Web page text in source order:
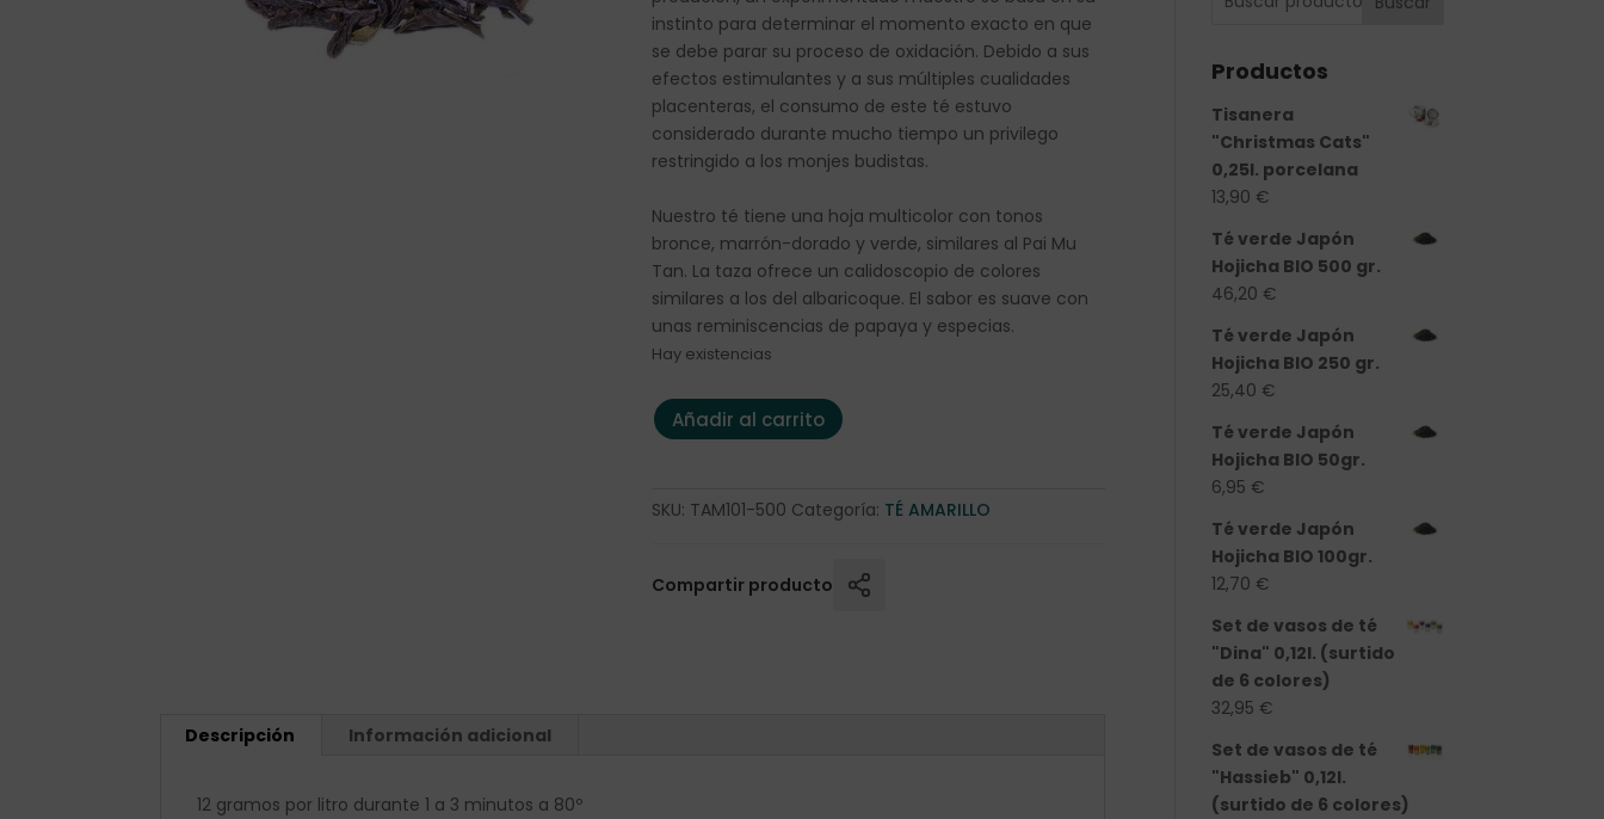
instinto para determinar el momento exacto en que
se debe parar su proceso de oxidación. Debido a sus
efectos estimulantes y a sus múltiples cualidades
placenteras, el consumo de este té estuvo
considerado durante mucho tiempo un privilego
restringido a los monjes budistas.
Nuestro té tiene una hoja multicolor con tonos
bronce, marrón-dorado y verde, similares al Pai Mu
Tan. La taza ofrece un calidoscopio de colores
similares a los del albaricoque. El sabor es suave con
unas reminiscencias de papaya y especias.
Hay existencias
TÉ AMARILLO "CHINA KEKECHA" 500 gramos cantidad
Añadir al carrito
SKU: TAM101-500 Categoría: TÉ AMARILLO
Compartir producto
Descripción Información adicional
12 gramos por litro durante 1 a 3 minutos a 80º
Productos
Tisanera
"Christmas Cats"
0,25l. porcelana
13,90 €
Té verde Japón
Hojicha BIO 500 gr.
46,20 €
Té verde Japón
Hojicha BIO 250 gr.
25,40 €
Té verde Japón
Hojicha BIO 50gr.
6,95 €
Té verde Japón
Hojicha BIO 100gr.
12,70 €
Set de vasos de té
"Dina" 0,12l. (surtido
de 6 colores)
32,95 €
Set de vasos de té
"Hassieb" 0,12l.
(surtido de 6 colores)